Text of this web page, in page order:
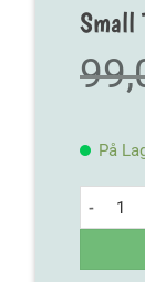
Small
På
Small